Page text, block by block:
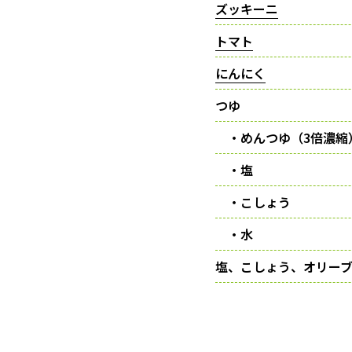
ズッキーニ
トマト
にんにく
つゆ
・めんつゆ（3倍濃縮
・塩
・こしょう
・水
塩、こしょう、オリー